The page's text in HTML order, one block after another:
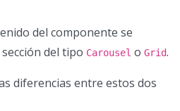
del componente se
del tipo Carousel o Grid.
diferencias entre estos dos